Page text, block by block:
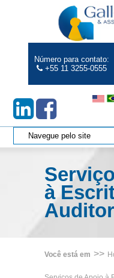
Número para contato:
+55 11 3255-0555
à
Você está em >>